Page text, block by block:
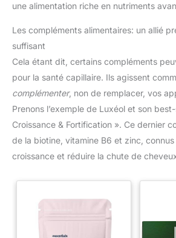
une alimentation riche en nutriments
Les compléments alimentaires: un allié
suffisant
Cela étant dit, certains compléments
pour la santé capillaire. Ils agissent
complémenter, non de remplacer, vos
Prenons l’exemple de Luxéol et son
Croissance & Fortification ». Ce dernier
de la biotine, vitamine B6 et zinc,
croissance et réduire la chute de